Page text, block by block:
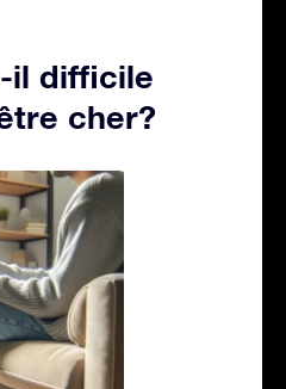
il difficile
cher?